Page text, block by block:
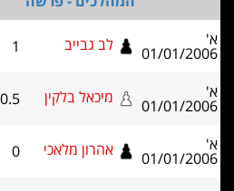
01/ לב גבייב 1
01/ מיכאל בלקין 0.5
-
0.5
01/ אהרון מלאכי 0
-